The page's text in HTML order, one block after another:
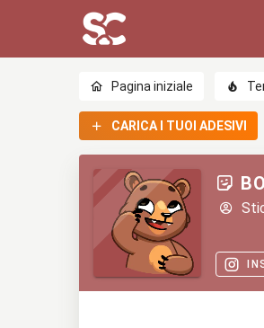
Pagina iniziale
CARICA I TUOI ADESIVI